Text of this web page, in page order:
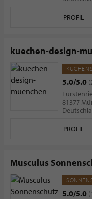
PROFIL
kuechen-design-
5.0/5.0
81377
PROFIL
Musculus
5.0/5.0